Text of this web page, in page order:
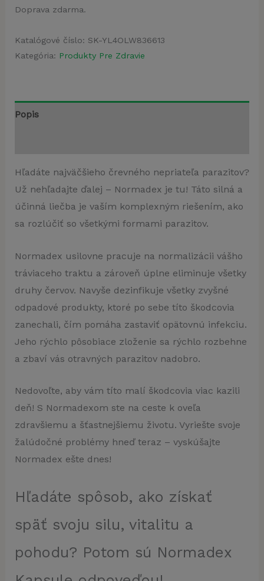
Doprava zdarma.
Katalógové číslo: SK-YL4OLW836613
Kategória: Produkty Pre Zdravie
Popis
Hľadáte najväčšieho črevného nepriateľa parazitov?
Už nehľadajte ďalej – Normadex je tu! Táto silná a
účinná liečba je vaším komplexným riešením, ako
sa rozlúčiť so všetkými formami parazitov.
Normadex usilovne pracuje na normalizácii vášho
tráviaceho traktu a zároveň úplne eliminuje všetky
druhy červov. Navyše dezinfikuje všetky zvyšné
odpadové produkty, ktoré po sebe títo škodcovia
zanechali, čím pomáha zastaviť opätovnú infekciu.
Jeho rýchlo pôsobiace zloženie sa rýchlo rozbehne
a zbaví vás otravných parazitov nadobro.
Nedovoľte, aby vám títo malí škodcovia viac kazili
deň! S Normadexom ste na ceste k oveľa
zdravšiemu a šťastnejšiemu životu. Vyriešte svoje
žalúdočné problémy hneď teraz – vyskúšajte
Normadex ešte dnes!
Hľadáte spôsob, ako získať
späť svoju silu, vitalitu a
pohodu? Potom sú Normadex